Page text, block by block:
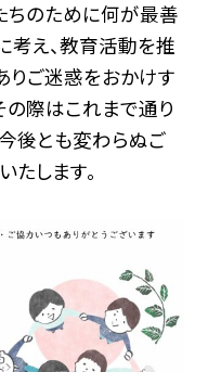
ちのために何が最善
考え、教育活動を推
りご迷惑をおかけす
の際はこれまで通り
後とも変わらぬご
たします。